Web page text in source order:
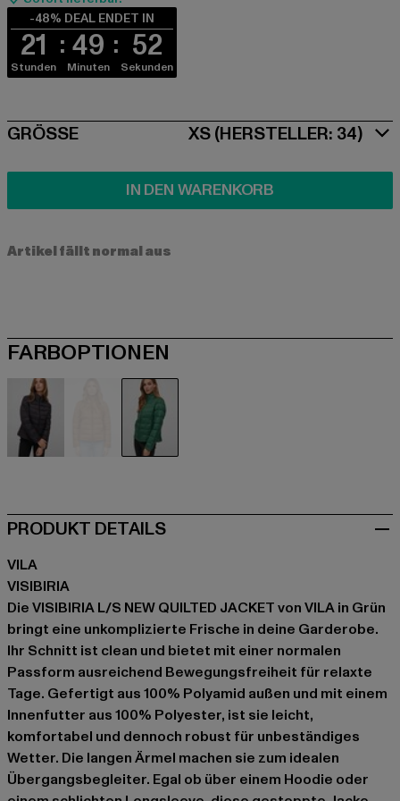
-48% DEAL ENDET IN
21
Stunden
49
Minuten
52
Sekunden
SIZE
GRÖSSE XS (HERSTELLER: 34)
IN DEN WARENKORB
Artikel fällt normal aus
FARBOPTIONEN
PRODUKT DETAILS
VILA
VISIBIRIA
Die VISIBIRIA L/S NEW QUILTED JACKET von VILA in Grün
bringt eine unkomplizierte Frische in deine Garderobe.
Ihr Schnitt ist clean und bietet mit einer normalen
Passform ausreichend Bewegungsfreiheit für relaxte
Tage. Gefertigt aus 100% Polyamid außen und mit einem
Innenfutter aus 100% Polyester, ist sie leicht,
komfortabel und dennoch robust für unbeständiges
Wetter. Die langen Ärmel machen sie zum idealen
Übergangsbegleiter. Egal ob über einem Hoodie oder